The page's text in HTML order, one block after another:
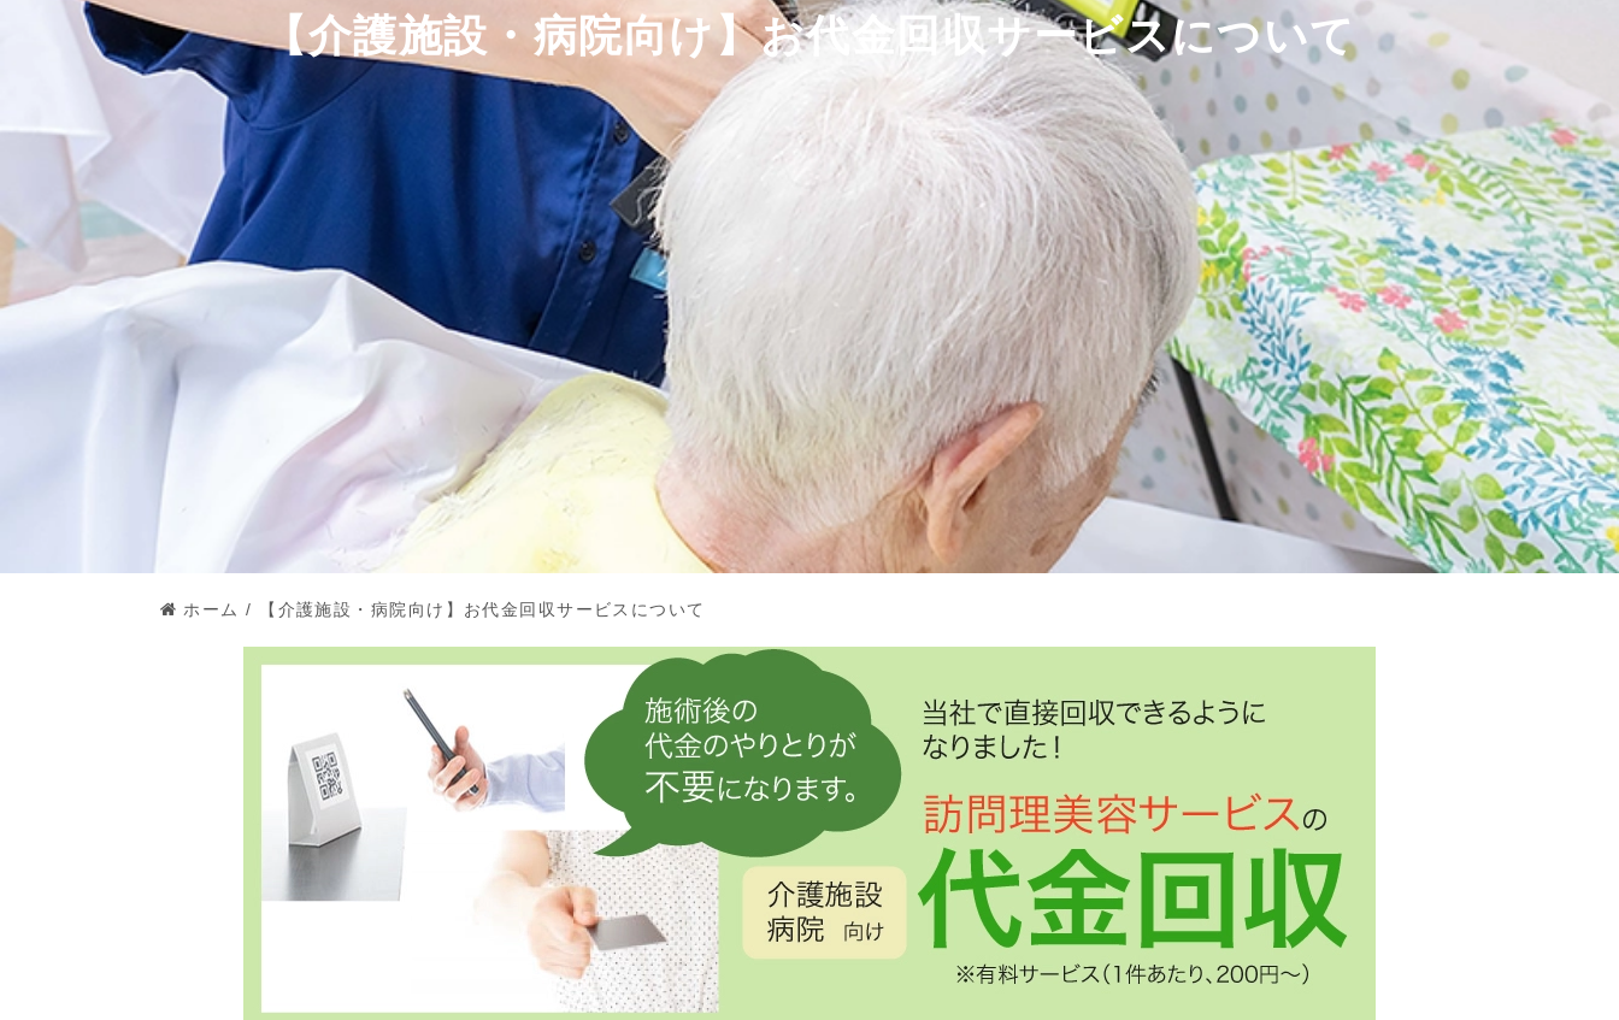
【介護施設・病院向け】お代金回収サービスについて
ホーム / 【介護施設・病院向け】お代金回収サービスについて